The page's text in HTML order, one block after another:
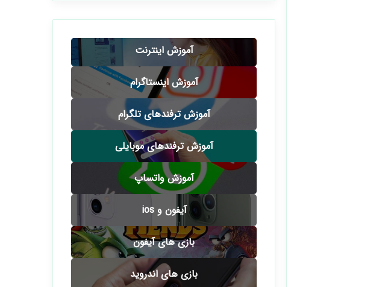
آموزش اینترنت
آموزش اینستاگرام
آموزش ترفندهای تلگرام
آموزش ترفندهای موبایلی
آموزش واتساپ
آیفون و ios
بازی های آیفون
بازی های اندروید